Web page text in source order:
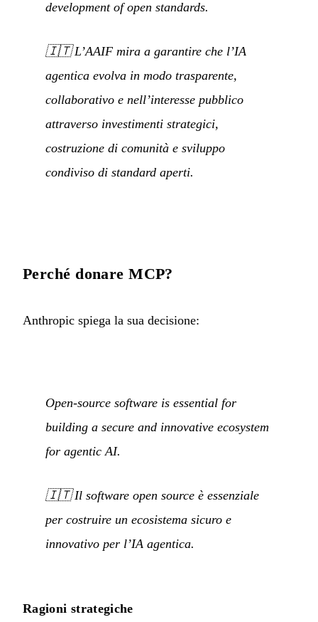
development of open standards.
🇮🇹L’AAIF mira a garantire che l’IA
agentica evolva in modo trasparente,
collaborativo e nell’interesse pubblico
attraverso investimenti strategici,
costruzione di comunità e sviluppo
condiviso di standard aperti.
Perché donare MCP?
Anthropic spiega la sua decisione:
Open-source software is essential for
building a secure and innovative ecosystem
for agentic AI.
🇮🇹Il software open source è essenziale
per costruire un ecosistema sicuro e
innovativo per l’IA agentica.
Ragioni strategiche